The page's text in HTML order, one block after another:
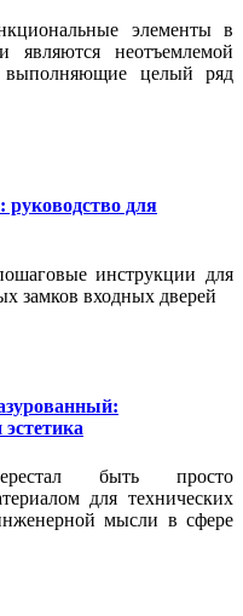
элементы в
являются неотъемлемой
выполняющие целый ряд
руководство для
инструкции для
замков входных дверей
быть просто
для технических
мысли в сфере